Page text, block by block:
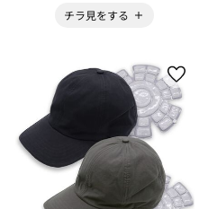
チラ見をする